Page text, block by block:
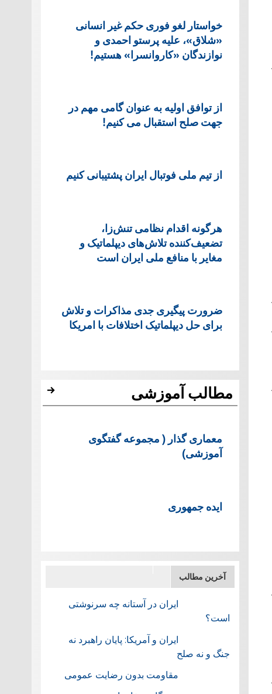
خواستار لغو فوری حکم غیر انسانی
«شلاق»، علیه پرستو احمدی و
نوازندگان «کاروانسرا» هستیم!
از توافق اولیه به عنوان گامی مهم در
جهت صلح استقبال می کنیم!
از تیم ملی فوتبال ایران پشتیبانی کنیم
هرگونه اقدام نظامی تنش‌زا،
تضعیف‌کننده تلاش‌های دیپلماتیک و
مغایر با منافع ملی ایران است
ضرورت پیگیری جدی مذاکرات و تلاش
برای حل دیپلماتیک اختلافات با امریکا
مطالب آموزشی
معماری گذار ( مجموعه گفتگوی
آموزشی)
ایده جمهوری
آخرین مطالب
ایران در آستانه چه سرنوشتی
است؟
ایران و آمریکا: پایان راهبرد نه
جنگ و نه صلح
مقاومت بدون رضایت عمومی